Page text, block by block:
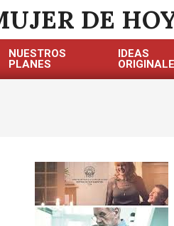
DE
NUESTROS
PLANES
IDEAS